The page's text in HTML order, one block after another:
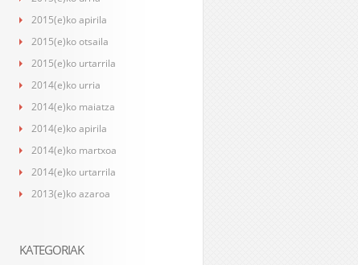
2015(e)ko apirila
2015(e)ko otsaila
2015(e)ko urtarrila
2014(e)ko urria
2014(e)ko maiatza
2014(e)ko apirila
2014(e)ko martxoa
2014(e)ko urtarrila
2013(e)ko azaroa
KATEGORIAK